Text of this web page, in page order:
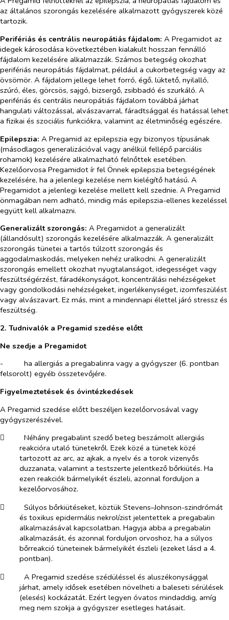
az általános szorongás kezelésére alkalmazott gyógyszerek közé
tartozik.
Perifériás és centrális neuropátiás fájdalom: A Pregamidot az
idegek károsodása következtében kialakult hosszan fennálló
fájdalom kezelésére alkalmazzák. Számos betegség okozhat
perifériás neuropátiás fájdalmat, például a cukorbetegség vagy az
övsömör. A fájdalom jellege lehet forró, égő, lüktető, nyilalló,
szúró, éles, görcsös, sajgó, bizsergő, zsibbadó és szurkáló. A
perifériás és centrális neuropátiás fájdalom továbbá járhat
hangulati változással, alvászavarral, fáradtsággal és hatással lehet
a fizikai és szociális funkciókra, valamint az életminőség egészére.
Epilepszia: A Pregamid az epilepszia egy bizonyos típusának
(másodlagos generalizációval vagy anélkül fellépő parciális
rohamok) kezelésére alkalmazható felnőttek esetében.
Kezelőorvosa Pregamidot ír fel Önnek epilepszia betegségének
kezelésére, ha a jelenlegi kezelése nem kielégítő hatású. A
Pregamidot a jelenlegi kezelése mellett kell szednie. A Pregamid
önmagában nem adható, mindig más epilepszia-ellenes kezeléssel
együtt kell alkalmazni.
Generalizált szorongás: A Pregamidot a generalizált
(állandósult) szorongás kezelésére alkalmazzák. A generalizált
szorongás tünetei a tartós túlzott szorongás és
aggodalmaskodás, melyeken nehéz uralkodni. A generalizált
szorongás emellett okozhat nyugtalanságot, idegességet vagy
feszültségérzést, fáradékonyságot, koncentrálási nehézségeket
vagy gondolkodási nehézségeket, ingerlékenységet, izomfeszülést
vagy alvászavart. Ez más, mint a mindennapi élettel járó stressz és
feszültség.
2. Tudnivalók a Pregamid szedése előtt
Ne szedje a Pregamidot
-​
ha allergiás a pregabalinra vagy a gyógyszer (6. pontban
felsorolt) egyéb összetevőjére.
Figyelmeztetések és óvintézkedések
A Pregamid szedése előtt beszéljen kezelőorvosával vagy
gyógyszerészével.
​
Néhány pregabalint szedő beteg beszámolt allergiás
reakcióra utaló tünetekről. Ezek közé a tünetek közé
tartozott az arc, az ajkak, a nyelv és a torok vizenyős
duzzanata, valamint a testszerte jelentkező bőrkiütés. Ha
ezen reakciók bármelyikét észleli, azonnal forduljon a
kezelőorvosához.
​
Súlyos bőrkiütéseket, köztük Stevens–Johnson-szindrómát
és toxikus epidermális nekrolízist jelentettek a pregabalin
alkalmazásával kapcsolatban. Hagyja abba a pregabalin
alkalmazását, és azonnal forduljon orvoshoz, ha a súlyos
bőrreakció tüneteinek bármelyikét észleli (ezeket lásd a 4.
pontban).
​
A Pregamid szedése szédüléssel és aluszékonysággal
járhat, amely idősek esetében növelheti a baleseti sérülések
(elesés) kockázatát. Ezért legyen óvatos mindaddig, amíg
meg nem szokja a gyógyszer esetleges hatásait.